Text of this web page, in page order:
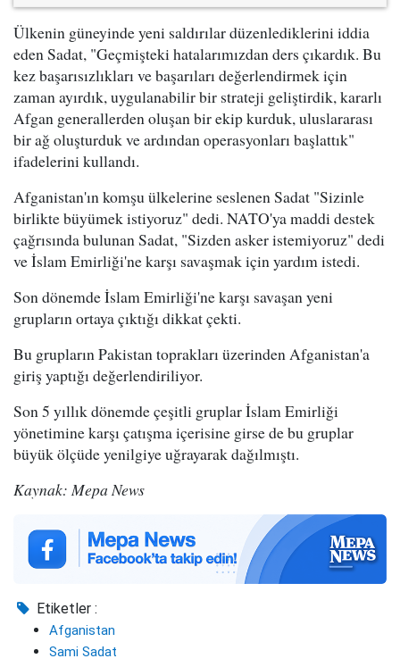
Ülkenin güneyinde yeni saldırılar düzenlediklerini iddia
eden Sadat, "Geçmişteki hatalarımızdan ders çıkardık. Bu
kez başarısızlıkları ve başarıları değerlendirmek için
zaman ayırdık, uygulanabilir bir strateji geliştirdik, kararlı
Afgan generallerden oluşan bir ekip kurduk, uluslararası
bir ağ oluşturduk ve ardından operasyonları başlattık"
ifadelerini kullandı.
Afganistan'ın komşu ülkelerine seslenen Sadat "Sizinle
birlikte büyümek istiyoruz" dedi. NATO'ya maddi destek
çağrısında bulunan Sadat, "Sizden asker istemiyoruz" dedi
ve İslam Emirliği'ne karşı savaşmak için yardım istedi.
Son dönemde İslam Emirliği'ne karşı savaşan yeni
grupların ortaya çıktığı dikkat çekti.
Bu grupların Pakistan toprakları üzerinden Afganistan'a
giriş yaptığı değerlendiriliyor.
Son 5 yıllık dönemde çeşitli gruplar İslam Emirliği
yönetimine karşı çatışma içerisine girse de bu gruplar
büyük ölçüde yenilgiye uğrayarak dağılmıştı.
Kaynak: Mepa News
Etiketler :
Afganistan
Sami Sadat